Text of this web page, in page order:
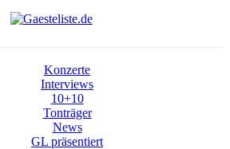
Konzerte
Interviews
10+10
Tonträger
News
GL präsentiert